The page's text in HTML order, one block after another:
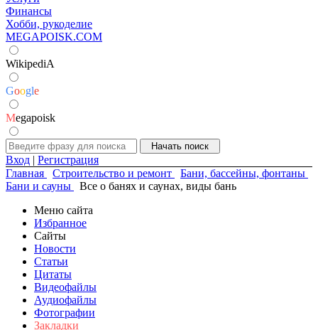
Финансы
Хобби, рукоделие
MEGAPOISK.COM
WikipediA
Google
Megapoisk
Вход | Регистрация
Главная
Строительство и ремонт
Бани, бассейны, фонтаны
Бани и сауны
Все о банях и саунах, виды бань
Меню сайта
Избранное
Сайты
Новости
Статьи
Цитаты
Видеофайлы
Аудиофайлы
Фотографии
Закладки